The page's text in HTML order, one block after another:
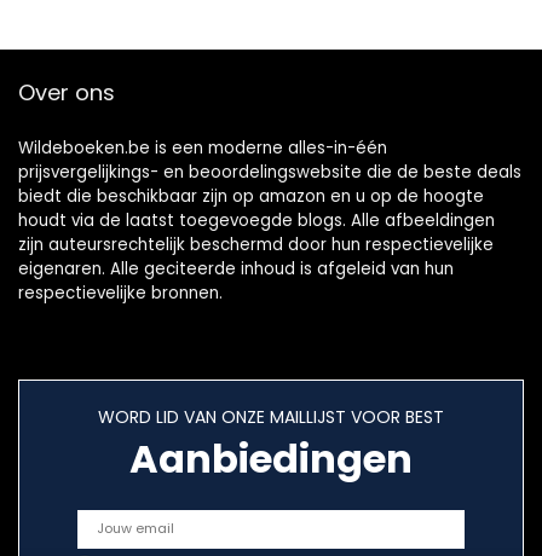
Over ons
Wildeboeken.be is een moderne alles-in-één
prijsvergelijkings- en beoordelingswebsite die de beste deals
biedt die beschikbaar zijn op amazon en u op de hoogte
houdt via de laatst toegevoegde blogs. Alle afbeeldingen
zijn auteursrechtelijk beschermd door hun respectievelijke
eigenaren. Alle geciteerde inhoud is afgeleid van hun
respectievelijke bronnen.
WORD LID VAN ONZE MAILLIJST VOOR BEST
Aanbiedingen